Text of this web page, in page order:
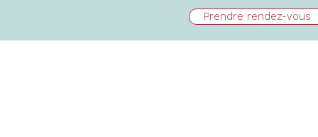
Prendre rendez-vous